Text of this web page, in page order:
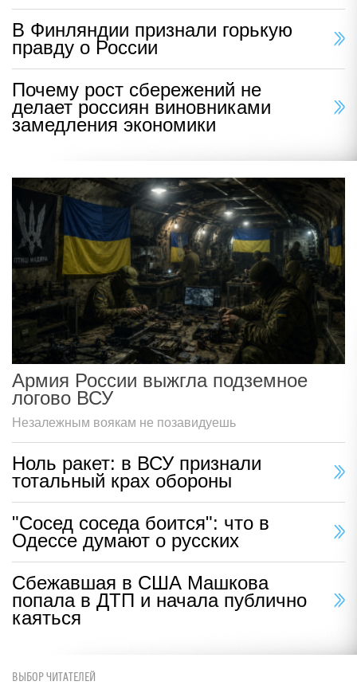
В Финляндии признали горькую
правду о России
Почему рост сбережений не
делает россиян виновниками
замедления экономики
Армия России выжгла подземное
логово ВСУ
Незалежным воякам не позавидуешь
Ноль ракет: в ВСУ признали
тотальный крах обороны
"Сосед соседа боится": что в
Одессе думают о русских
Сбежавшая в США Машкова
попала в ДТП и начала публично
каяться
ВЫБОР ЧИТАТЕЛЕЙ